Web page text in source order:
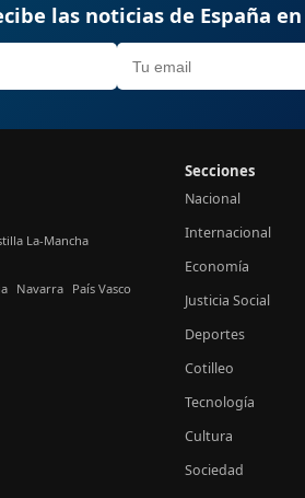
las noticias de España
La-Mancha
Navarra País Vasco
Secciones
Nacional
Internacional
Economía
Justicia Social
Deportes
Cotilleo
Tecnología
Cultura
Sociedad